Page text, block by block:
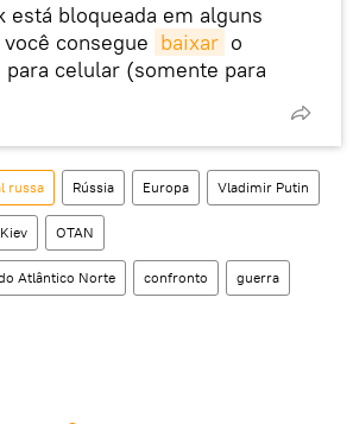
está bloqueada em alguns
consegue baixar o
celular (somente para
russa Rússia Europa Vladimir Putin
Kiev OTAN
Atlântico Norte confronto guerra